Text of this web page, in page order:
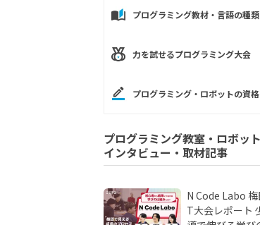
プログラミング教材・言語の種類
力を試せるプログラミング大会
プログラミング・ロボットの資格
プログラミング教室・ロボッ
インタビュー・取材記事
N Code Labo
T大会レポート